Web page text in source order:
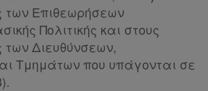
των Επιθεωρήσεων
Πολιτικής και στους
των Διευθύνσεων,
Τμημάτων που υπάγονται σε